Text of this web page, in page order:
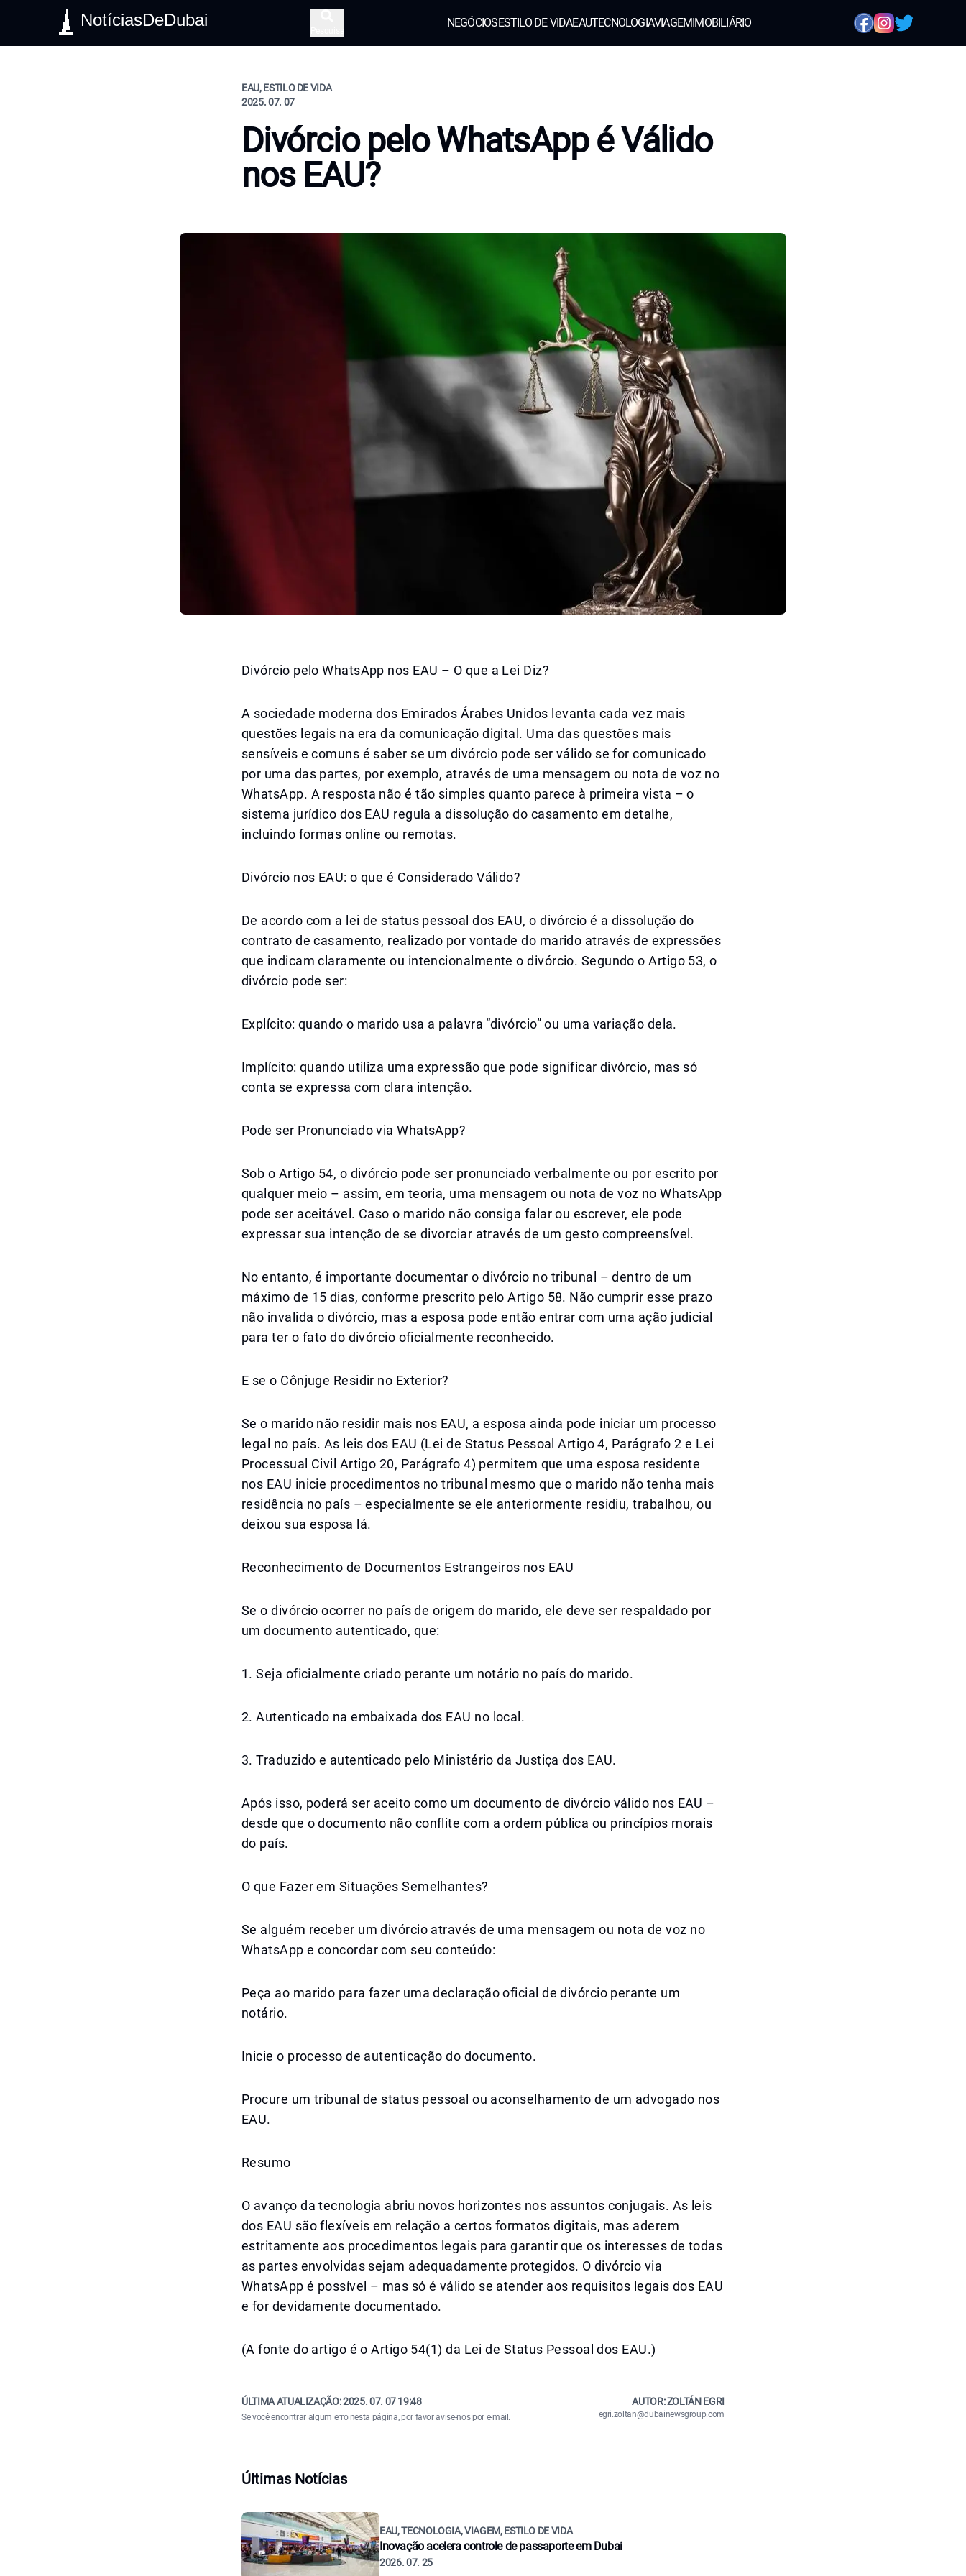
NotíciasDeDubai NEGÓCIOSESTILO DE VIDAEAUTECNOLOGIAVIAGEMIMOBILIÁRIO
EAU, ESTILO DE VIDA
2025. 07. 07
Divórcio pelo WhatsApp é Válido
nos EAU?
Divórcio pelo WhatsApp nos EAU – O que a Lei Diz?
A sociedade moderna dos Emirados Árabes Unidos levanta cada vez mais
questões legais na era da comunicação digital. Uma das questões mais
sensíveis e comuns é saber se um divórcio pode ser válido se for comunicado
por uma das partes, por exemplo, através de uma mensagem ou nota de voz no
WhatsApp. A resposta não é tão simples quanto parece à primeira vista – o
sistema jurídico dos EAU regula a dissolução do casamento em detalhe,
incluindo formas online ou remotas.
Divórcio nos EAU: o que é Considerado Válido?
De acordo com a lei de status pessoal dos EAU, o divórcio é a dissolução do
contrato de casamento, realizado por vontade do marido através de expressões
que indicam claramente ou intencionalmente o divórcio. Segundo o Artigo 53, o
divórcio pode ser:
Explícito: quando o marido usa a palavra “divórcio” ou uma variação dela.
Implícito: quando utiliza uma expressão que pode significar divórcio, mas só
conta se expressa com clara intenção.
Pode ser Pronunciado via WhatsApp?
Sob o Artigo 54, o divórcio pode ser pronunciado verbalmente ou por escrito por
qualquer meio – assim, em teoria, uma mensagem ou nota de voz no WhatsApp
pode ser aceitável. Caso o marido não consiga falar ou escrever, ele pode
expressar sua intenção de se divorciar através de um gesto compreensível.
No entanto, é importante documentar o divórcio no tribunal – dentro de um
máximo de 15 dias, conforme prescrito pelo Artigo 58. Não cumprir esse prazo
não invalida o divórcio, mas a esposa pode então entrar com uma ação judicial
para ter o fato do divórcio oficialmente reconhecido.
E se o Cônjuge Residir no Exterior?
Se o marido não residir mais nos EAU, a esposa ainda pode iniciar um processo
legal no país. As leis dos EAU (Lei de Status Pessoal Artigo 4, Parágrafo 2 e Lei
Processual Civil Artigo 20, Parágrafo 4) permitem que uma esposa residente
nos EAU inicie procedimentos no tribunal mesmo que o marido não tenha mais
residência no país – especialmente se ele anteriormente residiu, trabalhou, ou
deixou sua esposa lá.
Reconhecimento de Documentos Estrangeiros nos EAU
Se o divórcio ocorrer no país de origem do marido, ele deve ser respaldado por
um documento autenticado, que:
1. Seja oficialmente criado perante um notário no país do marido.
2. Autenticado na embaixada dos EAU no local.
3. Traduzido e autenticado pelo Ministério da Justiça dos EAU.
Após isso, poderá ser aceito como um documento de divórcio válido nos EAU –
desde que o documento não conflite com a ordem pública ou princípios morais
do país.
O que Fazer em Situações Semelhantes?
Se alguém receber um divórcio através de uma mensagem ou nota de voz no
WhatsApp e concordar com seu conteúdo:
Peça ao marido para fazer uma declaração oficial de divórcio perante um
notário.
Inicie o processo de autenticação do documento.
Procure um tribunal de status pessoal ou aconselhamento de um advogado nos
EAU.
Resumo
O avanço da tecnologia abriu novos horizontes nos assuntos conjugais. As leis
dos EAU são flexíveis em relação a certos formatos digitais, mas aderem
estritamente aos procedimentos legais para garantir que os interesses de todas
as partes envolvidas sejam adequadamente protegidos. O divórcio via
WhatsApp é possível – mas só é válido se atender aos requisitos legais dos EAU
e for devidamente documentado.
(A fonte do artigo é o Artigo 54(1) da Lei de Status Pessoal dos EAU.)
ÚLTIMA ATUALIZAÇÃO:2025. 07. 07 19:48
Se você encontrar algum erro nesta página, por favoravise-nos por e-mail .
AUTOR: ZOLTÁN EGRI
egri.zoltan@dubainewsgroup.com
Últimas Notícias
EAU, TECNOLOGIA, VIAGEM, ESTILO DE VIDA
Inovação acelera controle de passaporte em Dubai
2026. 07. 25